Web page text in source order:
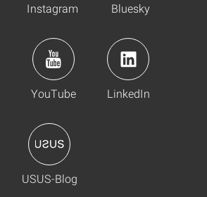
Instagram Bluesky
YouTube LinkedIn
USUS-Blog